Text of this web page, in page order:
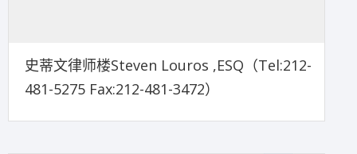
史蒂文律师楼Steven Louros ,ESQ（Tel:212-
481-5275 Fax:212-481-3472）